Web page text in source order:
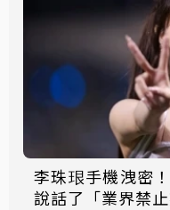
李珠珢手機洩密
說話了「業界禁止